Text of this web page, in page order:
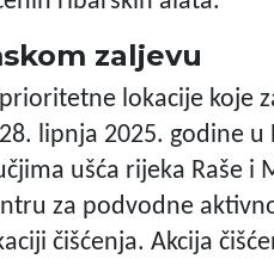
zaljevu
lokacije koje
lipnja 2025. godine u
ušća rijeka Raše i
za podvodne
čišćenja. Akcija